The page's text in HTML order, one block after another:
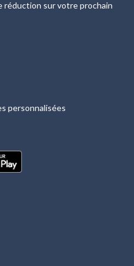
réduction sur votre prochain
personnalisées